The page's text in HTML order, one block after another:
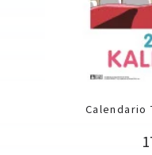
Calendario